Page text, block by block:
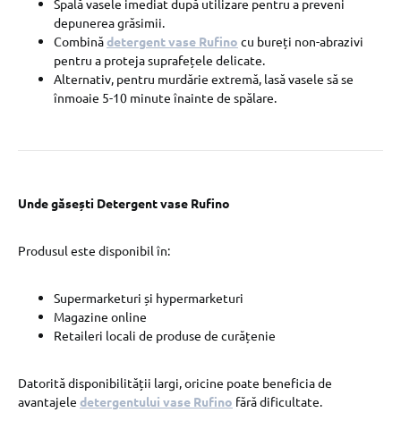
Spală vasele imediat după utilizare pentru a preveni
depunerea grăsimii.
Combinădetergent vase Rufino cu bureți non-abrazivi
pentru a proteja suprafețele delicate.
Alternativ, pentru murdărie extremă, lasă vasele să se
înmoaie 5-10 minute înainte de spălare.
Unde găsești Detergent vase Rufino
Produsul este disponibil în:
Supermarketuri și hypermarketuri
Magazine online
Retaileri locali de produse de curățenie
Datorită disponibilității largi, oricine poate beneficia de
avantajele detergentului vase Rufino fără dificultate.